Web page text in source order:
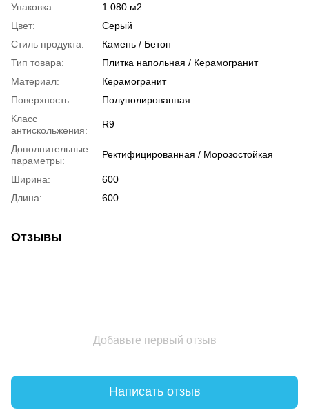
Упаковка:
1.080 м2
Цвет:
Серый
Стиль продукта:
Камень / Бетон
Тип товара:
Плитка напольная / Керамогранит
Материал:
Керамогранит
Поверхность:
Полуполированная
Класс
антискольжения:
R9
Дополнительные
параметры:
Ректифицированная / Морозостойкая
Ширина:
600
Длина:
600
Отзывы
Добавьте первый отзыв
Написать отзыв